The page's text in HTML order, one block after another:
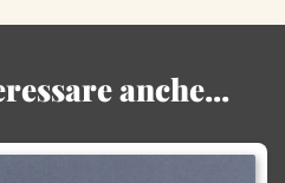
anche...